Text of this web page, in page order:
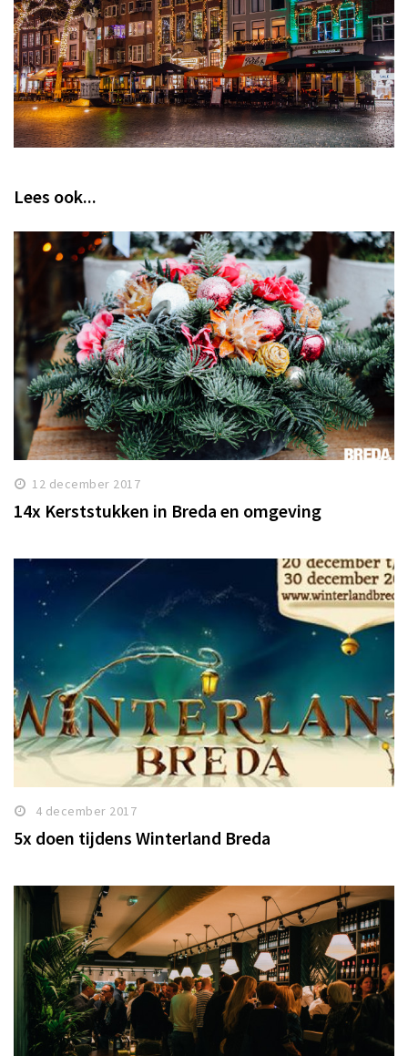
Lees ook...
12 december 2017
14x Kerststukken in Breda en omgeving
4 december 2017
5x doen tijdens Winterland Breda